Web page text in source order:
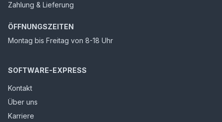
Zahlung & Lieferung
ÖFFNUNGSZEITEN
Montag bis Freitag von 8-18 Uhr
SOFTWARE-EXPRESS
Kontakt
Über uns
Karriere